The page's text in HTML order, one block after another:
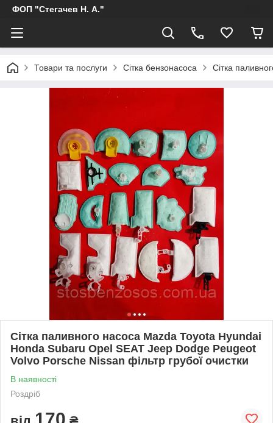
ФОП "Стегачев Н. А."
Товари та послуги Сітка бензонасоса Сітка
Сітка паливного насоса Mazda Toyota Hyundai
Honda Subaru Opel SEAT Jeep Dodge Peugeot
Volvo Porsche Nissan фільтр грубої очистки
В наявності
Роздріб
170